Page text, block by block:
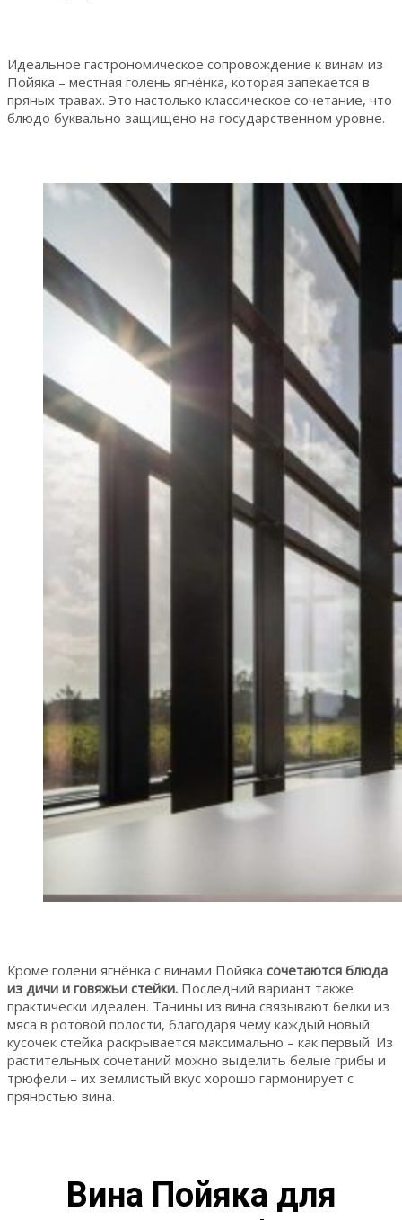
Идеальное гастрономическое сопровождение к винам из
Пойяка – местная голень ягнёнка, которая запекается в
пряных травах. Это настолько классическое сочетание, что
блюдо буквально защищено на государственном уровне.
Кроме голени ягнёнка с винами Пойяка сочетаются блюда
из дичи и говяжьи стейки. Последний вариант также
практически идеален. Танины из вина связывают белки из
мяса в ротовой полости, благодаря чему каждый новый
кусочек стейка раскрывается максимально – как первый. Из
растительных сочетаний можно выделить белые грибы и
трюфели – их землистый вкус хорошо гармонирует с
пряностью вина.
Вина Пойяка для